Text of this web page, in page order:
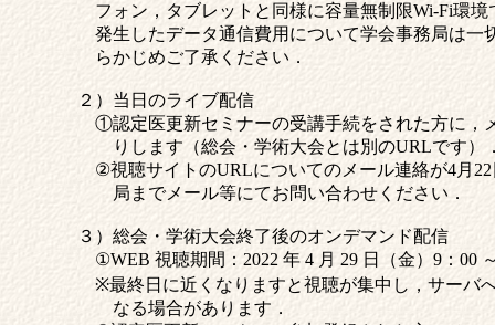
フォン，タブレットと同様に容量無制限Wi-Fi環境
発生したデータ通信費用について学会事務局は一
らかじめご了承ください．
２）当日のライブ配信
①認定医更新セミナーの受講手続をされた方に，
りします（総会・学術大会とは別のURLです）
②視聴サイトのURLについてのメール連絡が4月
局までメール等にてお問い合わせください．
３）総会・学術大会終了後のオンデマンド配信
①WEB 視聴期間：2022 年 4 月 29 日（金）9：00
※最終日に近くなりますと視聴が集中し，サーバ
なる場合があります．